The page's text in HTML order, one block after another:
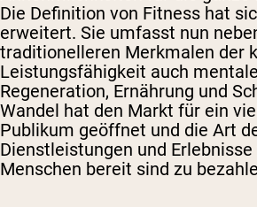
Die Definition von Fitness hat
erweitert. Sie umfasst nun
traditionelleren Merkmalen der
Leistungsfähigkeit auch
Regeneration, Ernährung und
Wandel hat den Markt für ein
Publikum geöffnet und die Art
Dienstleistungen und
Menschen bereit sind zu